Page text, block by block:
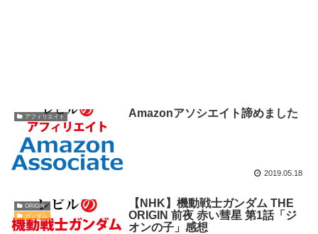
アフィリエイト Amazonアソシエイト諦めました
2019.05.18
ORIGIN
ガンダム
【NHK】機動戦士ガンダム THE
ORIGIN 前夜 赤い彗星 第1話「ジ
オンの子」感想